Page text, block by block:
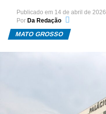
Publicado em 14 de abril de 2026
Por Da Redação
MATO GROSSO